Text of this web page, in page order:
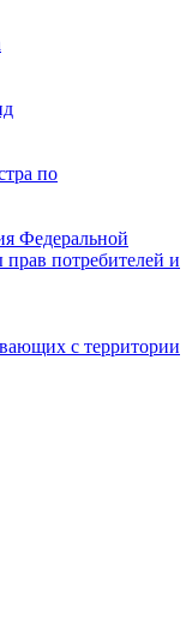
по
Федеральной
потребителей и
с территории